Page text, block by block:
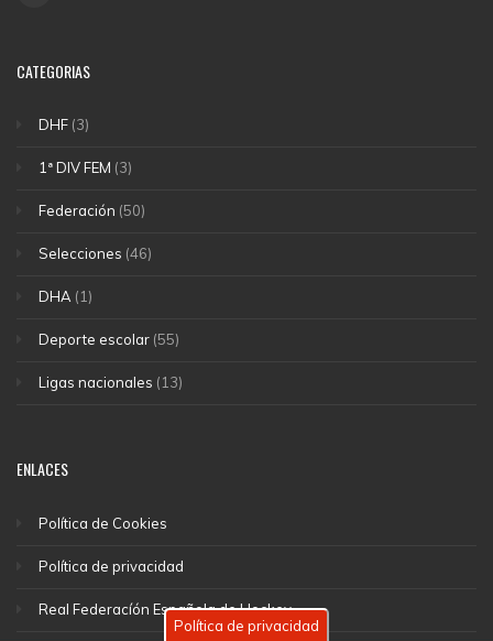
CATEGORIAS
DHF (3)
1ª DIV FEM (3)
Federación (50)
Selecciones (46)
DHA (1)
Deporte escolar (55)
Ligas nacionales (13)
ENLACES
Política de Cookies
Política de privacidad
Real Federacíón Española de Hockey
Política de privacidad